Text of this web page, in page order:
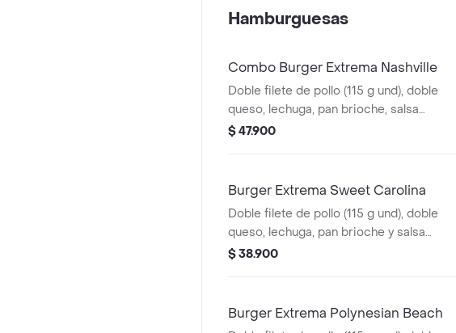
Hamburguesas
Combo Burger Extrema Nashville
Doble filete de pollo (115 g und), doble
queso, lechuga, pan brioche, salsa
picante estilo Nashville, francesa mediana
$ 47.900
Burger Extrema Sweet Carolina
Doble filete de pollo (115 g und), doble
queso, lechuga, pan brioche y salsa
sweet Carolina
$ 38.900
Burger Extrema Polynesian Beach